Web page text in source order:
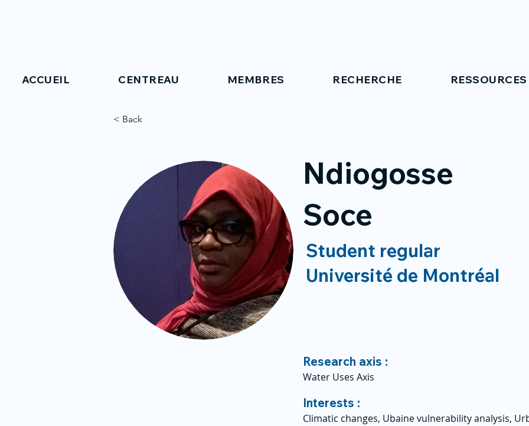
ACCUEIL CENTREAU MEMBRES RECHERCHE RESSOURCES
< Back
Ndiogosse
Soce
Student regular
Université de Montréal
Research axis :
Water Uses Axis
Interests :
Climatic changes, Ubaine vulnerability analysis,